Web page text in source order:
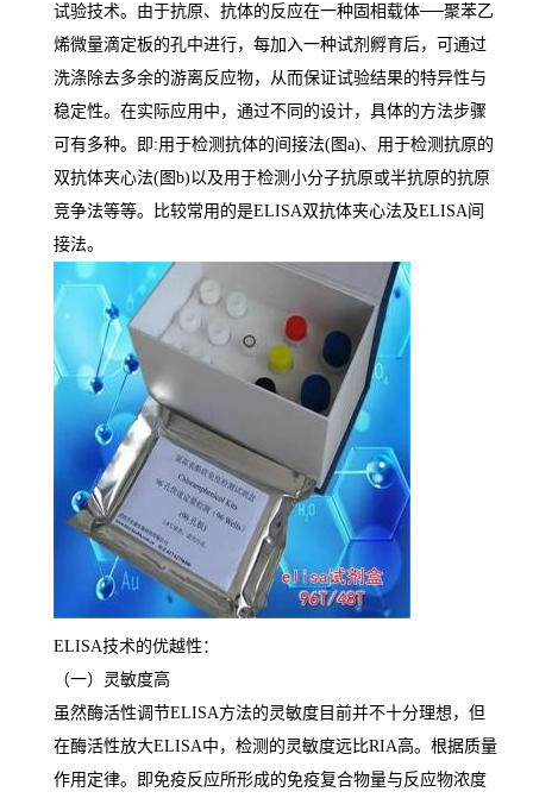
试验技术。由于抗原、抗体的反应在一种固相载体──聚苯乙
烯微量滴定板的孔中进行，每加入一种试剂孵育后，可通过
洗涤除去多余的游离反应物，从而保证试验结果的特异性与
稳定性。在实际应用中，通过不同的设计，具体的方法步骤
可有多种。即:用于检测抗体的间接法(图a)、用于检测抗原的
双抗体夹心法(图b)以及用于检测小分子抗原或半抗原的抗原
竞争法等等。比较常用的是ELISA双抗体夹心法及ELISA间
接法。
ELISA技术的优越性：
（一）灵敏度高
虽然酶活性调节ELISA方法的灵敏度目前并不十分理想，但
在酶活性放大ELISA中，检测的灵敏度远比RIA高。根据质量
作用定律。即免疫反应所形成的免疫复合物量与反应物浓度